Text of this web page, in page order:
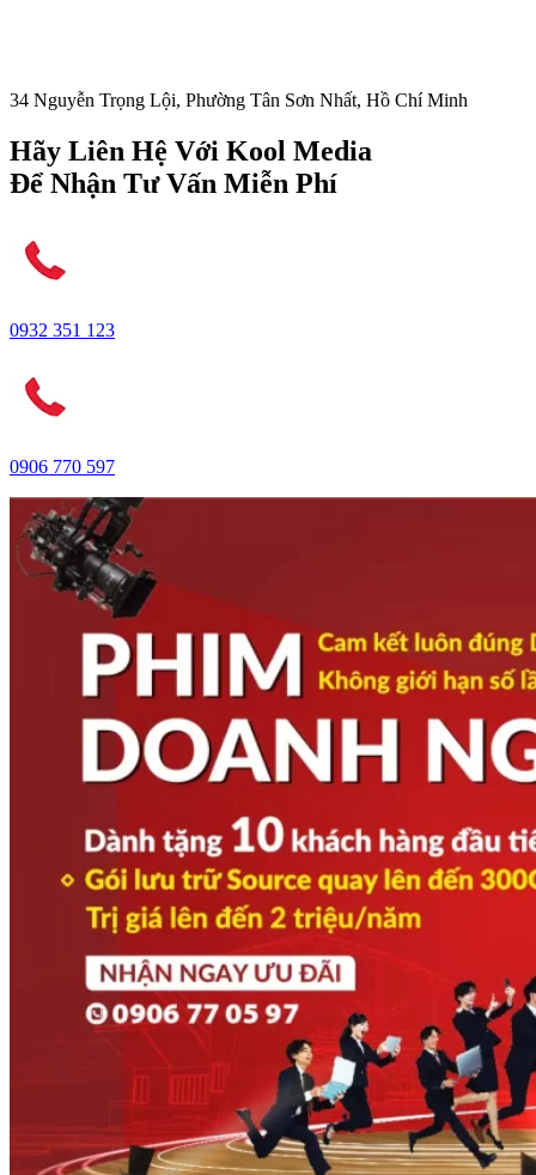
34 Nguyễn Trọng Lội, Phường Tân Sơn Nhất, Hồ Chí Minh
Hãy Liên Hệ Với Kool Media
Để Nhận Tư Vấn Miễn Phí
0932 351 123
0906 770 597